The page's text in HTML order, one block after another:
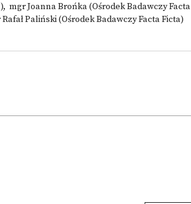
Joanna Brońka (Ośrodek Badawczy Facta
Paliński (Ośrodek Badawczy Facta Ficta)